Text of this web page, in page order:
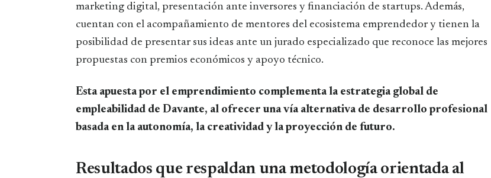
marketing digital, presentación ante inversores y financiación de startups. Además,
cuentan con el acompañamiento de mentores del ecosistema emprendedor y tienen la
posibilidad de presentar sus ideas ante un jurado especializado que reconoce las mejores
propuestas con premios económicos y apoyo técnico.
Esta apuesta por el emprendimiento complementa la estrategia global de
empleabilidad de Davante, al ofrecer una vía alternativa de desarrollo profesional
basada en la autonomía, la creatividad y la proyección de futuro.
Resultados que respaldan una metodología orientada al